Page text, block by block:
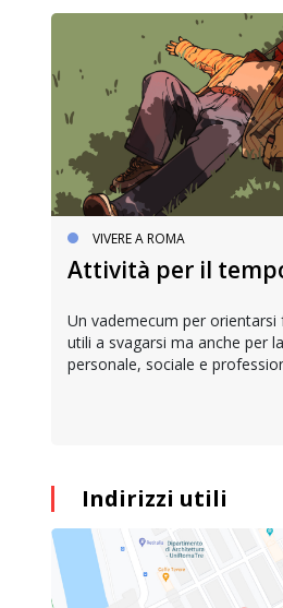
VIVERE A ROMA
Attività per il
Un vademecum per
utili a svagarsi ma anche per
personale, sociale e
Indirizzi utili